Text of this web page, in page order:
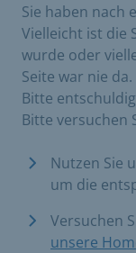
Sie haben nach
Vielleicht ist die
wurde oder
Seite war nie da.
Bitte
Bitte versuchen
Nutzen Sie
um die
Versuchen
unsere